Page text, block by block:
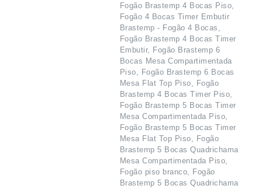
Fogão Brastemp 4 Bocas Piso,
Fogão 4 Bocas Timer Embutir
Brastemp - Fogão 4 Bocas,
Fogão Brastemp 4 Bocas Timer
Embutir, Fogão Brastemp 6
Bocas Mesa Compartimentada
Piso, Fogão Brastemp 6 Bocas
Mesa Flat Top Piso, Fogão
Brastemp 4 Bocas Timer Piso,
Fogão Brastemp 5 Bocas Timer
Mesa Compartimentada Piso,
Fogão Brastemp 5 Bocas Timer
Mesa Flat Top Piso, Fogão
Brastemp 5 Bocas Quadrichama
Mesa Compartimentada Piso,
Fogão piso branco, Fogão
Brastemp 5 Bocas Quadrichama